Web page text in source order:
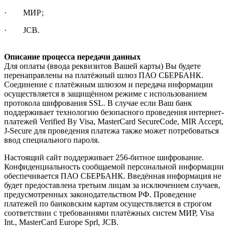
· МИР;
· JCB.
Описание процесса передачи данных
Для оплаты (ввода реквизитов Вашей карты) Вы будете
перенаправлены на платёжный шлюз ПАО СБЕРБАНК.
Соединение с платёжным шлюзом и передача информации
осуществляется в защищённом режиме с использованием
протокола шифрования SSL. В случае если Ваш банк
поддерживает технологию безопасного проведения интернет-
платежей Verified By Visa, MasterCard SecureCode, MIR Accept,
J-Secure для проведения платежа также может потребоваться
ввод специального пароля.
Настоящий сайт поддерживает 256-битное шифрование.
Конфиденциальность сообщаемой персональной информации
обеспечивается ПАО СБЕРБАНК. Введённая информация не
будет предоставлена третьим лицам за исключением случаев,
предусмотренных законодательством РФ. Проведение
платежей по банковским картам осуществляется в строгом
соответствии с требованиями платёжных систем МИР, Visa
Int., MasterCard Europe Sprl, JCB.